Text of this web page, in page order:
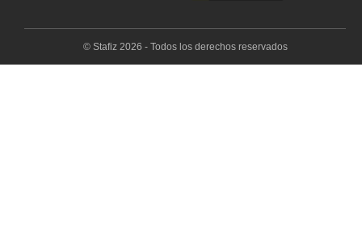
© Stafiz 2026 - Todos los derechos reservados